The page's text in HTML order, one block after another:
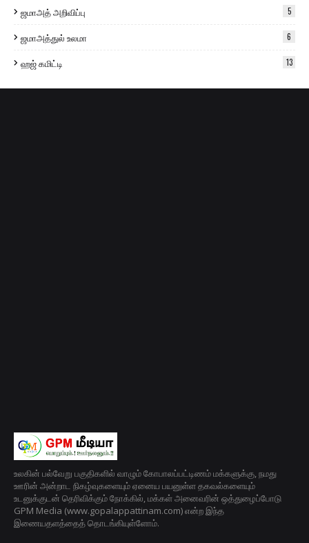
ஜமாஅத் அறிவிப்பு 5
ஜமாஅத்துல் உலமா 6
ஹஜ் கமிட்டி 13
உலகின் பல்வேறு பகுதிகளில் வாழும் கோபாலப்பட்டிணம் மக்களுக்கு, நமது
ஊரின் அன்றாட நிகழ்வுகளையும் ஏனைய பயனுள்ள தகவல்களையும்
உடனுக்குடன் தெரிவிக்கும் நோக்கில், மக்கள் அனைவரின் ஒத்துழைப்போடு
GPM Media (www.gopalappattinam.com) என்ற இந்த
இணையதளத்தைத் தொடங்கியுள்ளோம்.